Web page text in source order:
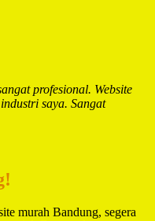
profesional. Website
saya. Sangat
murah Bandung, segera